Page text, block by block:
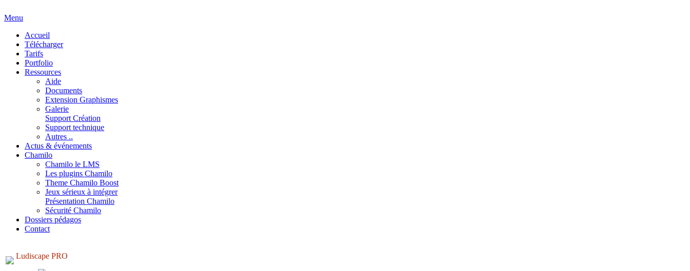
Menu
Accueil
Télécharger
Tarifs
Portfolio
Ressources
Aide
Documents
Extension Graphismes
Galerie
Support Création
Support technique
Autres ..
Actus & événements
Chamilo
Chamilo le LMS
Les plugins Chamilo
Theme Chamilo Boost
Jeux sérieux à intégrer
Présentation Chamilo
Sécurité Chamilo
Dossiers pédagos
Contact
Ludiscape PRO